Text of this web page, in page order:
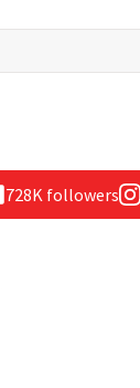
728K followers